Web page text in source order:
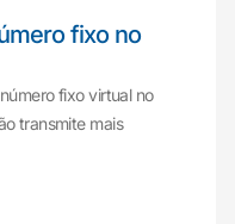
fixo no
fixo virtual no
transmite mais